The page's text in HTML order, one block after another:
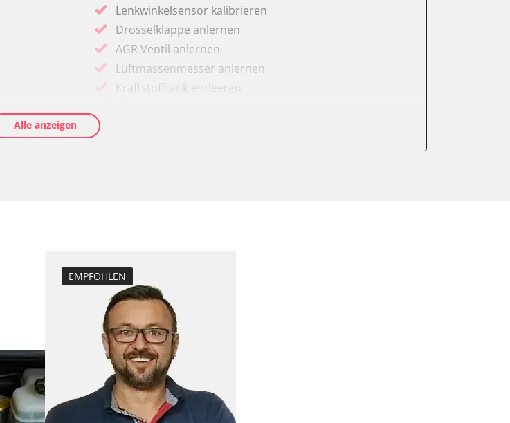
Lenkwinkelsensor kalibrieren
Drosselklappe anlernen
AGR Ventil anlernen
Luftmassenmesser anlernen
Kraftstofftank entleeren
Lamdasonde anlernen
Raildrucksensor Anpassung
Reset nach Kupplungswechsel
Servicerückstellung
Turbolader Adaptionswerte zurücksetzen
Zurücksetzen der AGR Adaptionswerte
Zurücksetzen der HFM Anpassungen
Alle anzeigen
EMPFOHLEN